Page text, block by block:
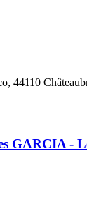
44110
GARCIA -